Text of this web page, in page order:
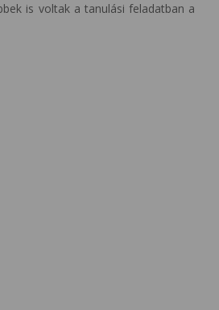
is voltak a tanulási feladatban a